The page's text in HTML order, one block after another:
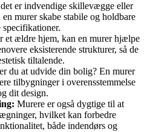
er indvendige skillevægge eller
murer skabe stabile og holdbare
et ældre hjem, kan en murer hjælpe
eksisterende strukturer, så de
tiltalende.
du at udvide din bolig? En murer
tilbygninger i overensstemmelse
dit design.
Murere er også dygtige til at
hvilket kan forbedre
både indendørs og